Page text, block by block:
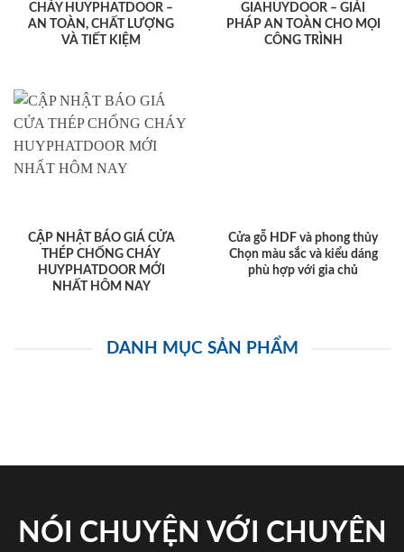
CHÁY HUYPHATDOOR –
AN TOÀN, CHẤT LƯỢNG
VÀ TIẾT KIỆM
GIAHUYDOOR – GIẢI
PHÁP AN TOÀN CHO MỌI
CÔNG TRÌNH
CẬP NHẬT BÁO GIÁ CỬA
THÉP CHỐNG CHÁY
HUYPHATDOOR MỚI
NHẤT HÔM NAY
Cửa gỗ HDF và phong thủy
Chọn màu sắc và kiểu dáng
phù hợp với gia chủ
DANH MỤC SẢN PHẨM
NÓI CHUYỆN VỚI CHUYÊN